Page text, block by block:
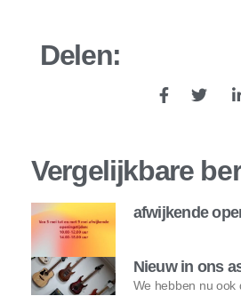
Delen:
Vergelijkbare
afwijkende
Nieuw in ons
We hebben nu ook